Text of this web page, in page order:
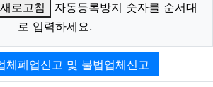
새로고침
자동등록방지 숫자를 순서대
로 입력하세요.
체폐업신고 및 불법업체신고